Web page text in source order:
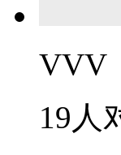
VVV
19人